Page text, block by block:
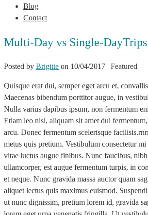
Blog
Contact
Multi-Day vs Single-DayTrips
Posted by Brigitte on 10/04/2017 | Featured
Quisque erat dui, semper eget arcu et,
Maecenas bibendum porttitor augue, in
Nulla varius dapibus ipsum, non fermentum
Etiam leo nisi, aliquam sit amet dui
arcu. Donec fermentum scelerisque
metus quis pretium. Vestibulum consectetur
vitae luctus augue finibus. Nunc faucibus,
ullamcorper, est augue fermentum turpis, in
et neque. Nunc gravida massa auctor quam
aliquet lectus quis maximus euismod.
ut nunc dignissim, pretium lorem id, gravida